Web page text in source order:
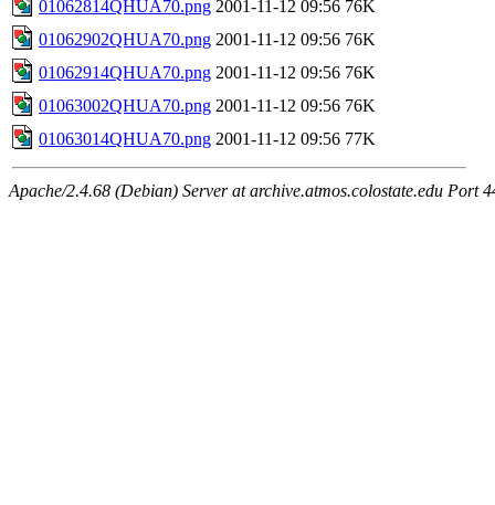
01062814QHUA70.png 2001-11-12 09:56 76K
01062902QHUA70.png 2001-11-12 09:56 76K
01062914QHUA70.png 2001-11-12 09:56 76K
01063002QHUA70.png 2001-11-12 09:56 76K
01063014QHUA70.png 2001-11-12 09:56 77K
Apache/2.4.68 (Debian) Server at archive.atmos.colostate.edu Port